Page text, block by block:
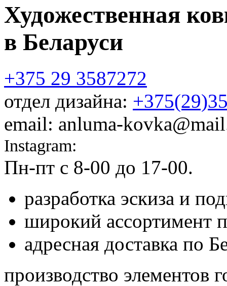
Художественная
в Беларуси
+375 29 3587272
отдел дизайна:
email: anluma-
Instagram:
Пн-пт c 8-00 до 17-00.
разработка эскиза и
широкий ассортимент
адресная доставка по
производство элементов